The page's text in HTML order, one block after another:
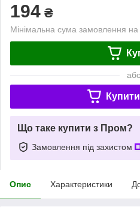
194 ₴
Мінімальна сума замовлення
або
Що таке купити з Пром?
Замовлення під захистом
Опис Характеристики